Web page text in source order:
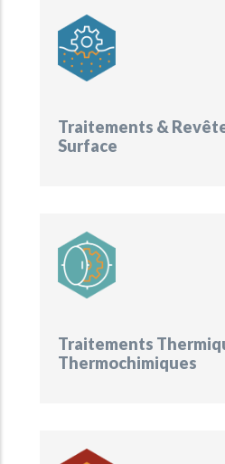
Traitements &
Surface
Traitements
Thermochimiques